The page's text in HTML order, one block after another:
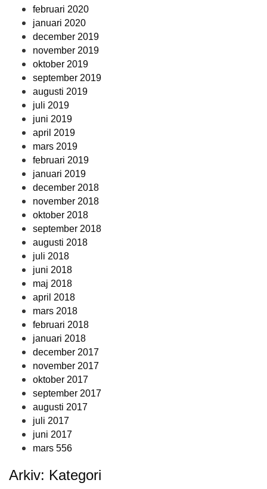
februari 2020
januari 2020
december 2019
november 2019
oktober 2019
september 2019
augusti 2019
juli 2019
juni 2019
april 2019
mars 2019
februari 2019
januari 2019
december 2018
november 2018
oktober 2018
september 2018
augusti 2018
juli 2018
juni 2018
maj 2018
april 2018
mars 2018
februari 2018
januari 2018
december 2017
november 2017
oktober 2017
september 2017
augusti 2017
juli 2017
juni 2017
mars 556
Arkiv: Kategori